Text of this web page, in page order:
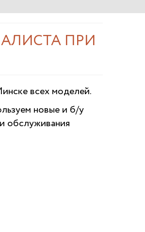
ПРИ
всех моделей.
новые и б/у
обслуживания